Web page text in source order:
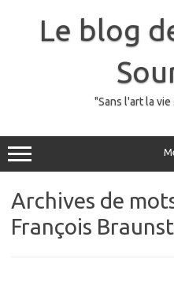
Le blog
"Sans l'art la
Archives de
François